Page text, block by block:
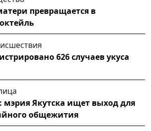
превращается в
626 случаев укуса
мэрия Якутска ищет выход для
общежития